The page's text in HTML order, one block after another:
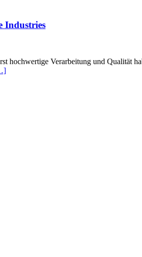
Industries
hochwertige Verarbeitung und